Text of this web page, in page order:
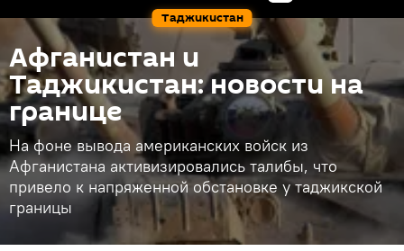
Таджикистан
Афганистан и
Таджикистан: новости на
границе
На фоне вывода американских войск из
Афганистана активизировались талибы, что
привело к напряженной обстановке у таджикской
границы